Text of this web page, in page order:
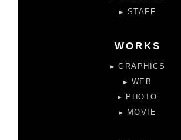
STAFF
WORKS
GRAPHICS
WEB
PHOTO
MOVIE